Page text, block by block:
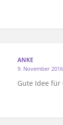
ANKE
9. November
Gute Idee für